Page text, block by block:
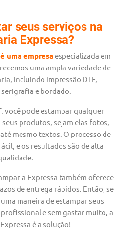
seus serviços na
Expressa?
uma empresaespecializada em
uma ampla variedade de
incluindo impressão DTF,
e bordado.
você pode estampar qualquer
seus produtos, sejam elas fotos,
mesmo textos. O processo de
e os resultados são de alta
Expressa também oferece
de entrega rápidos. Então, se
maneira de estampar seus
e sem gastar muito, a
é a solução!